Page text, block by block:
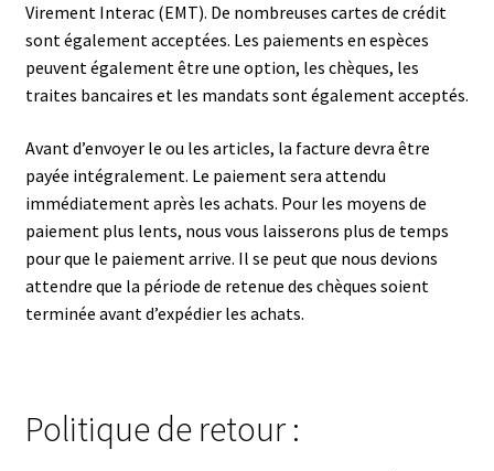
Virement Interac (EMT). De nombreuses cartes de crédit
sont également acceptées. Les paiements en espèces
peuvent également être une option, les chèques, les
traites bancaires et les mandats sont également acceptés.
Avant d’envoyer le ou les articles, la facture devra être
payée intégralement. Le paiement sera attendu
immédiatement après les achats. Pour les moyens de
paiement plus lents, nous vous laisserons plus de temps
pour que le paiement arrive. Il se peut que nous devions
attendre que la période de retenue des chèques soient
terminée avant d’expédier les achats.
Politique de retour :